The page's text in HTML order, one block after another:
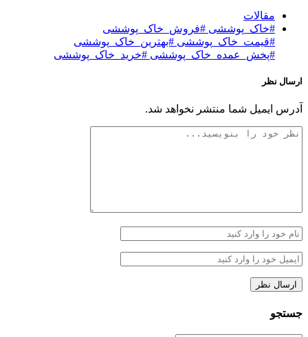
مقالات
#خاک_پوششی #فروش_خاک_پوششی
#قیمت_خاک_پوششی #بهترین_خاک_پوششی
#پخش_عمده_خاک_پوششی #خرید_خاک_پوششی
ارسال نظر
آدرس ایمیل شما منتشر نخواهد شد.
جستجو